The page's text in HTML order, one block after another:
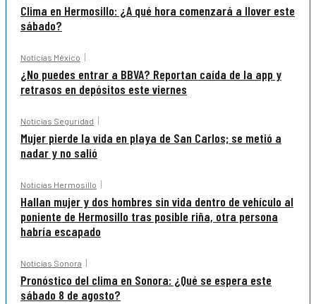
Clima en Hermosillo: ¿A qué hora comenzará a llover este
sábado?
Noticias México
¿No puedes entrar a BBVA? Reportan caída de la app y
retrasos en depósitos este viernes
Noticias Seguridad
Mujer pierde la vida en playa de San Carlos; se metió a
nadar y no salió
Noticias Hermosillo
Hallan mujer y dos hombres sin vida dentro de vehículo al
poniente de Hermosillo tras posible riña, otra persona
habría escapado
Noticias Sonora
Pronóstico del clima en Sonora: ¿Qué se espera este
sábado 8 de agosto?